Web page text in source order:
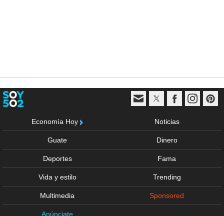
Economía Hoy Noticias
Guate Dinero
Deportes Fama
Vida y estilo Trending
Multimedia Sponsored
Anúnciate